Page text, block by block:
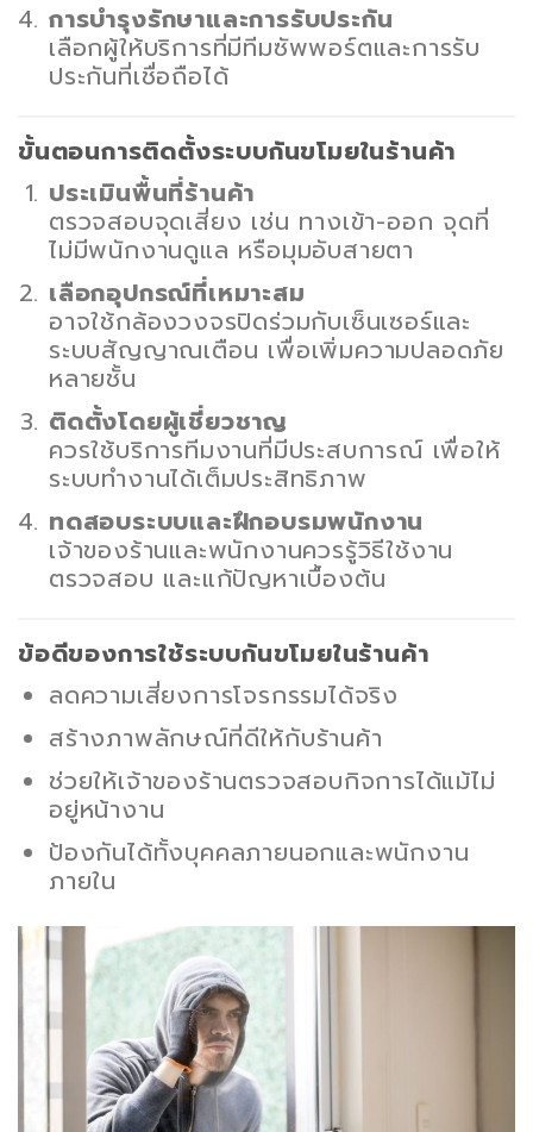
การบำรุงรักษาและการรับประกัน
เลือกผู้ให้บริการที่มีทีมซัพพอร์ตและการรับ
ประกันที่เชื่อถือได้
ขั้นตอนการติดตั้งระบบกันขโมยในร้านค้า
ประเมินพื้นที่ร้านค้า
ตรวจสอบจุดเสี่ยง เช่น ทางเข้า-ออก จุดที่
ไม่มีพนักงานดูแล หรือมุมอับสายตา
เลือกอุปกรณ์ที่เหมาะสม
อาจใช้กล้องวงจรปิดร่วมกับเซ็นเซอร์และ
ระบบสัญญาณเตือน เพื่อเพิ่มความปลอดภัย
หลายชั้น
ติดตั้งโดยผู้เชี่ยวชาญ
ควรใช้บริการทีมงานที่มีประสบการณ์ เพื่อให้
ระบบทำงานได้เต็มประสิทธิภาพ
ทดสอบระบบและฝึกอบรมพนักงาน
เจ้าของร้านและพนักงานควรรู้วิธีใช้งาน
ตรวจสอบ และแก้ปัญหาเบื้องต้น
ข้อดีของการใช้ระบบกันขโมยในร้านค้า
ลดความเสี่ยงการโจรกรรมได้จริง
สร้างภาพลักษณ์ที่ดีให้กับร้านค้า
ช่วยให้เจ้าของร้านตรวจสอบกิจการได้แม้ไม่
อยู่หน้างาน
ป้องกันได้ทั้งบุคคลภายนอกและพนักงาน
ภายใน